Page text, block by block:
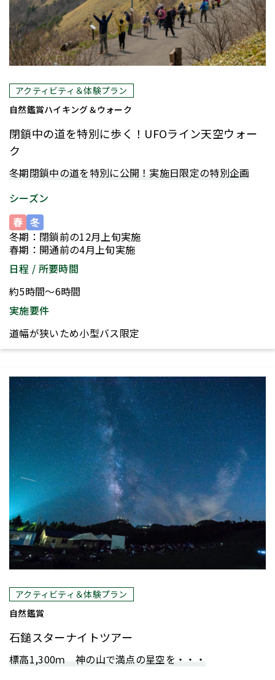
閉鎖中の道を特別に歩く！UFOライン天空ウォー
ク
アクティビティ＆体験プラン
自然鑑賞ハイキング＆ウォーク
冬期閉鎖中の道を特別に公開！実施日限定の特別企画
シーズン
春 冬
冬期：閉鎖前の12月上旬実施
春期：開通前の4月上旬実施
日程 / 所要時間
約5時間～6時間
実施要件
道幅が狭いため小型バス限定
石鎚スターナイトツアー
アクティビティ＆体験プラン
自然鑑賞
標高1,300ｍ 神の山で満点の星空を・・・